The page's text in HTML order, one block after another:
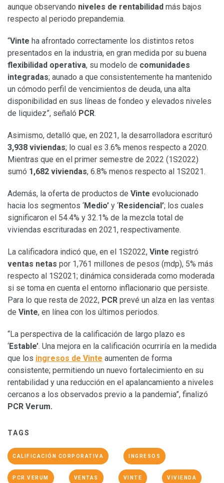
aunque observando niveles de rentabilidad más bajos
respecto al periodo prepandemia.
“Vinte ha afrontado correctamente los distintos retos
presentados en la industria, en gran medida por su buena
flexibilidad operativa, su modelo de comunidades
integradas; aunado a que consistentemente ha mantenido
un cómodo perfil de vencimientos de deuda, una alta
disponibilidad en sus líneas de fondeo y elevados niveles
de liquidez”, señaló PCR.
Asimismo, detalló que, en 2021, la desarrolladora escrituró
3,938 viviendas; lo cual es 3.6% menos respecto a 2020.
Mientras que en el primer semestre de 2022 (1S2022)
sumó 1,682 viviendas, 6.8% menos respecto al 1S2021.
Además, la oferta de productos de Vinte evolucionado
hacia los segmentos ‘Medio’ y ‘Residencial’; los cuales
significaron el 54.4% y 32.1% de la mezcla total de
viviendas escrituradas en 2021, respectivamente.
La calificadora indicó que, en el 1S2022, Vinte registró
ventas netas por 1,761 millones de pesos (mdp), 5% más
respecto al 1S2021; dinámica considerada como moderada
si se toma en cuenta el entorno inflacionario que persiste.
Para lo que resta de 2022, PCR prevé un alza en las ventas
de Vinte, en línea con los últimos periodos.
“La perspectiva de la calificación de largo plazo es
‘Estable’. Una mejora en la calificación ocurriría en la medida
que los ingresos de Vinte aumenten de forma
consistente; permitiendo un nuevo fortalecimiento en su
rentabilidad y una reducción en el apalancamiento a niveles
cercanos a los observados previo a la pandemia”, finalizó
PCR Verum.
TAGS
CALIFICACIÓN CORPORATIVA INGRESOS
PCR VERUM VENTAS VINTE VIVIENDA